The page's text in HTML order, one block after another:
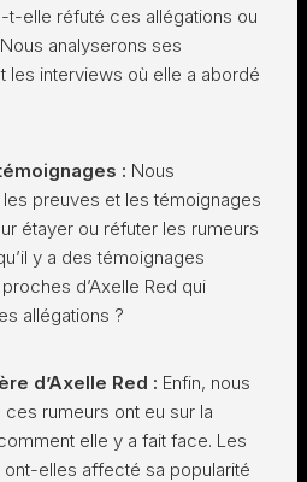
t-elle réfuté ces allégations ou
analyserons ses
les interviews où elle a abordé
: Nous
preuves et les témoignages
étayer ou réfuter les rumeurs
y a des témoignages
d’Axelle Red qui
allégations ?
d’Axelle Red : Enfin, nous
rumeurs ont eu sur la
elle y a fait face. Les
elles affecté sa popularité